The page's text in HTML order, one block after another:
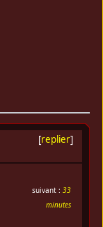
[replier]
suivant : 33
minutes